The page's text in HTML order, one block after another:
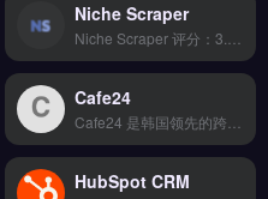
Niche Scraper
Cafe24
HubSpot CRM